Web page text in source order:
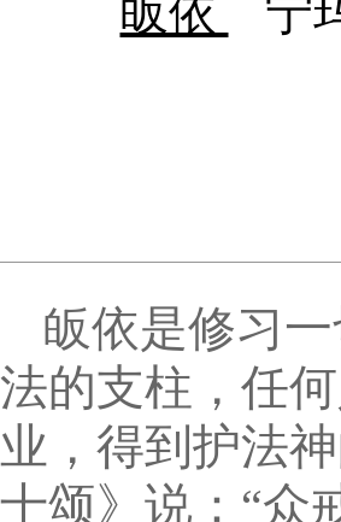
皈依
宁
皈依是修习
法的支柱，任
业，得到护法
十颂》说：“众